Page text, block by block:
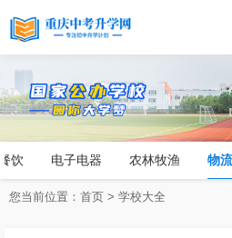
饮 电子电器 农林牧渔 物
您当前位置： 首页 > 学校大全